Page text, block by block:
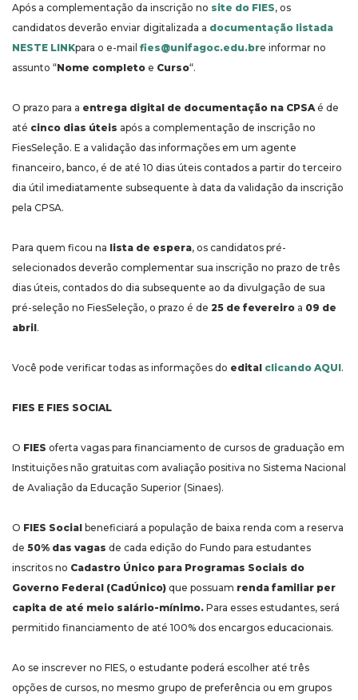
Após a complementação da inscrição no site do FIES, os
candidatos deverão enviar digitalizada a documentação listada
NESTE LINKpara o e-mail fies@unifagoc.edu.bre informar no
assunto “Nome completo e Curso“.
O prazo para a entrega digital de documentação na CPSA é de
até cinco dias úteis após a complementação de inscrição no
FiesSeleção. E a validação das informações em um agente
financeiro, banco, é de até 10 dias úteis contados a partir do terceiro
dia útil imediatamente subsequente à data da validação da inscrição
pela CPSA.
Para quem ficou na lista de espera, os candidatos pré-
selecionados deverão complementar sua inscrição no prazo de três
dias úteis, contados do dia subsequente ao da divulgação de sua
pré-seleção no FiesSeleção, o prazo é de 25 de fevereiro a 09 de
abril.
Você pode verificar todas as informações do edital clicando AQUI.
FIES E FIES SOCIAL
O FIES oferta vagas para financiamento de cursos de graduação em
Instituições não gratuitas com avaliação positiva no Sistema Nacional
de Avaliação da Educação Superior (Sinaes).
O FIES Social beneficiará a população de baixa renda com a reserva
de 50% das vagas de cada edição do Fundo para estudantes
inscritos no Cadastro Único para Programas Sociais do
Governo Federal (CadÚnico) que possuam renda familiar per
capita de até meio salário-mínimo. Para esses estudantes, será
permitido financiamento de até 100% dos encargos educacionais.
Ao se inscrever no FIES, o estudante poderá escolher até três
opções de cursos, no mesmo grupo de preferência ou em grupos